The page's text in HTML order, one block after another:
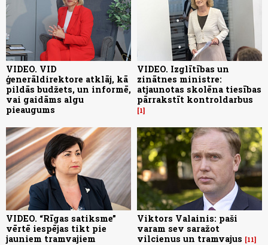
VIDEO. VID
ģenerāldirektore atklāj, kā
pildās budžets, un informē,
vai gaidāms algu
pieaugums
VIDEO. Izglītības un
zinātnes ministre:
atjaunotas skolēna tiesības
pārrakstīt kontroldarbus
1
VIDEO. “Rīgas satiksme”
vērtē iespējas tikt pie
jauniem tramvajiem
Viktors Valainis: paši
varam sev saražot
vilcienus un tramvajus
11